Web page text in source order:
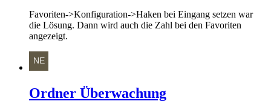
Favoriten->Konfiguration->Haken bei Eingang setzen war
die Lösung. Dann wird auch die Zahl bei den Favoriten
angezeigt.
Ordner Überwachung